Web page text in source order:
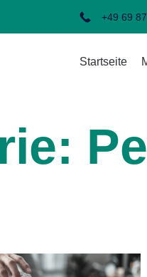
+49 69
Startseite